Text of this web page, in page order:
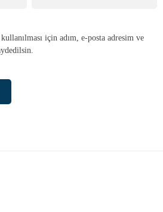
için adım, e-posta adresim ve